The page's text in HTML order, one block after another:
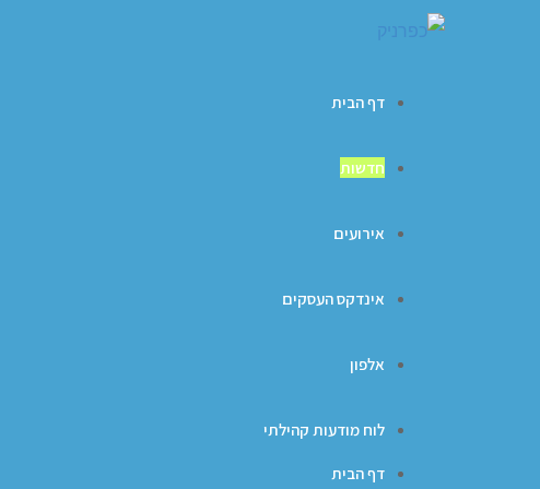
דף הבית
חדשות
אירועים
אינדקס העסקים
אלפון
לוח מודעות קהילתי
דף הבית